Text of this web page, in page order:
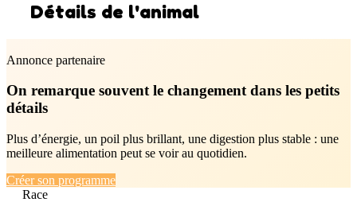
Détails de l'animal
Annonce partenaire
On remarque souvent le changement dans les petits
détails
Plus d’énergie, un poil plus brillant, une digestion plus stable : une
meilleure alimentation peut se voir au quotidien.
Créer son programme
Race